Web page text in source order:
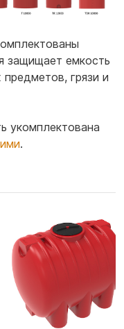
защищает емкость
грязи и
укомплектована
.